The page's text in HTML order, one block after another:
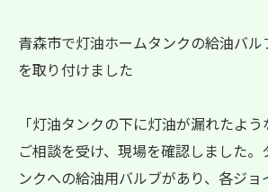
青森市で灯油ホームタンクの給油バル
を取り付けました
「灯油タンクの下に灯油が漏れたよ
ご相談を受け、現場を確認しました。
ンクへの給油用バルブがあり、各ジョ